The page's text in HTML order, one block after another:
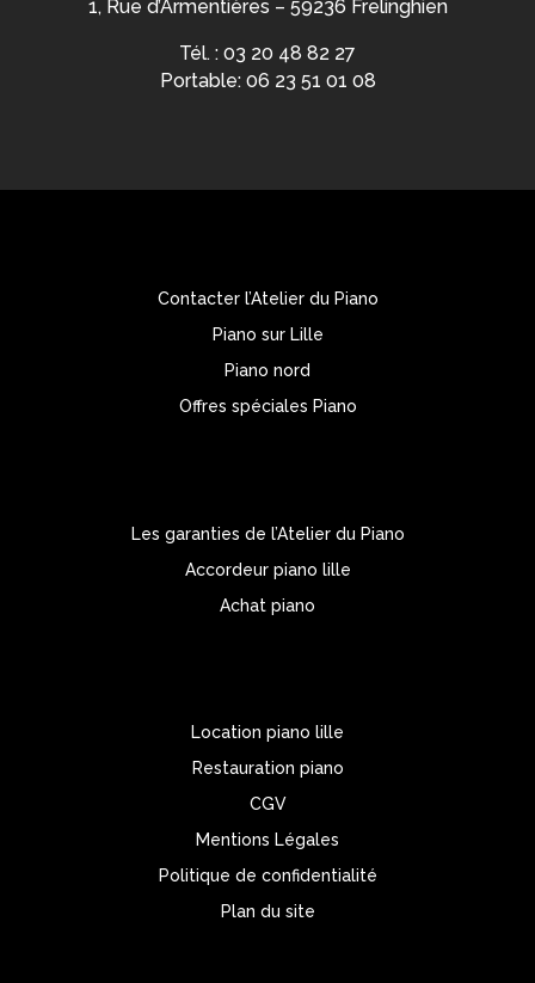
1, Rue d’Armentières – 59236 Frelinghien
Tél. : 03 20 48 82 27
Portable: 06 23 51 01 08
Contacter l’Atelier du Piano
Piano sur Lille
Piano nord
Offres spéciales Piano
Les garanties de l’Atelier du Piano
Accordeur piano lille
Achat piano
Location piano lille
Restauration piano
CGV
Mentions Légales
Politique de confidentialité
Plan du site